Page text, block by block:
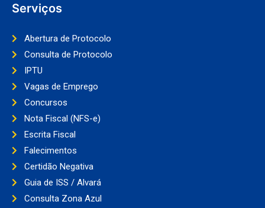
Serviços
Abertura de Protocolo
Consulta de Protocolo
IPTU
Vagas de Emprego
Concursos
Nota Fiscal (NFS-e)
Escrita Fiscal
Falecimentos
Certidão Negativa
Guia de ISS / Alvará
Consulta Zona Azul